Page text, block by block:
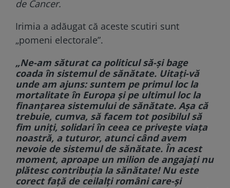
de Cancer.
Irimia a adăugat că aceste scutiri sunt
„pomeni electorale”.
„Ne-am săturat ca politicul să-și bage
coada în sistemul de sănătate. Uitați-vă
unde am ajuns: suntem pe primul loc la
mortalitate în Europa și pe ultimul loc la
finanțarea sistemului de sănătate. Așa că
trebuie, cumva, să facem tot posibilul să
fim uniți, solidari în ceea ce privește viața
noastră, a tuturor, atunci când avem
nevoie de sistemul de sănătate. În acest
moment, aproape un milion de angajați nu
plătesc contribuția la sănătate! Nu este
corect față de ceilalți români care-și